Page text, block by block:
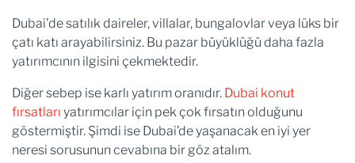
Dubai'de satılık daireler, villalar, bungalovlar veya lüks bir
çatı katı arayabilirsiniz. Bu pazar büyüklüğü daha fazla
yatırımcının ilgisini çekmektedir.
Diğer sebep ise karlı yatırım oranıdır. Dubai konut
fırsatları yatırımcılar için pek çok fırsatın olduğunu
göstermiştir. Şimdi ise Dubai’de yaşanacak en iyi yer
neresi sorusunun cevabına bir göz atalım.